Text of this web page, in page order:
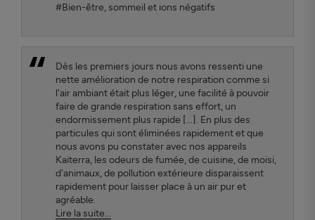
#Bien-être, sommeil et ions négatifs
Dès les premiers jours nous avons ressenti une
nette amélioration de notre respiration comme si
l'air ambiant était plus léger, une facilité à pouvoir
faire de grande respiration sans effort, un
endormissement plus rapide [...]. En plus des
particules qui sont éliminées rapidement et que
nous avons pu constater avec nos appareils
Kaiterra, les odeurs de fumée, de cuisine, de moisi,
d'animaux, de pollution extérieure disparaissent
rapidement pour laisser place à un air pur et
agréable.
Lire la suite...